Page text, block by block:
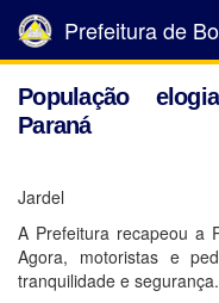
Prefeitura de
População
Paraná
Jardel
A Prefeitura recapeou a
Agora, motoristas e
tranquilidade e segurança.